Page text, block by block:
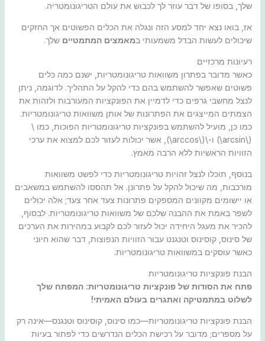
שלך, בסופו של דבר עוזר לך לכבוש את עולם הטריגונומטריה.
אז, בואו נצא יחד למסע הזה ונגלה את הכלים הפשוטים אך החזקים
שיכולים לעשות הבדל משמעותי במאמצים המתמטיים שלך.
רעיונות מרכזיים
כאשר מדובר בפתרון משוואות טריגונומטריות, ישנם כמה כלים
פשוטים שאפשר להשתמש בהם כדי להקל על התהליך. לדוגמה, ניתן
לנצל מחשבי גרפים כדי לדמיין את הפונקציות המעורבות ולזהות את
הצמתים המייצגים את הפתרונות של אותן משוואות טריגונומטריות.
כמו כן, מועיל להשתמש בפונקציות טריגונומטריות הפוכות, כמו \
(\arcsin\) ו-\(\arccos\), אשר יכולות לעזור לכם למצוא את ערכי
הזוויות הראשיות ללא הרבה מאמץ.
בנוסף, תוכלו לנצל זהויות טריגונומטריות כדי לפשט משוואות
מורכבות, מה שיכול להקל על פתרונן. אל תהססו להשתמש במשאבים
או יישומים מקוונים המספקים פתרונות צעד אחר צעד; אלה יכולים
לשפר באמת את ההבנה שלכם של משוואות טריגונומטריות. לבסוף,
להכיר את מעגל היחידה יכול לעזור לכם לקבוע במהירות את הערכים
של סינוס, קוסינוס וטנגנט עבור הזוויות הנפוצות, דבר שהוא חיוני
כאשר עוסקים במשוואות טריגונומטריות.
הבנת פונקציות טריגונומטריות
פתח את הסודות של פונקציות טריגונומטריות: המפתח שלך
לשלוט במתמטיקה ואתגרים בעולם האמיתי!
הבנת פונקציות טריגונומטריות—כמו סינוס, קוסינוס וטנגנס—אינה רק
על מספרים; מדובר על רכישת הכלים הנדרשים כדי לפתור בעיות